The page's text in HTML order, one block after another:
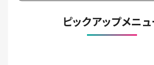
ピックアップメニ